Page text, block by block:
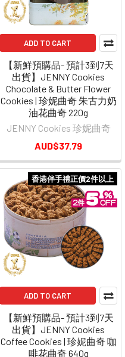
ADD TO CART
【新鮮預購品- 預計3到7天
出貨】JENNY Cookies
Chocolate & Butter Flower
Cookies | 珍妮曲奇 朱古力奶
油花曲奇 220g
JENNY Cookies 珍妮曲奇
AUD$37.79
香港伴手禮正價2件以上
ADD TO CART
【新鮮預購品- 預計3到7天
出貨】JENNY Cookies
Coffee Cookies | 珍妮曲奇 咖
啡花曲奇 640g